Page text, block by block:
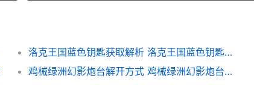
洛克王国蓝色钥匙获取解析 洛克王国蓝色钥匙怎么获得
鸡械绿洲幻影炮台解开方式 鸡械绿洲幻影炮台怎么解锁